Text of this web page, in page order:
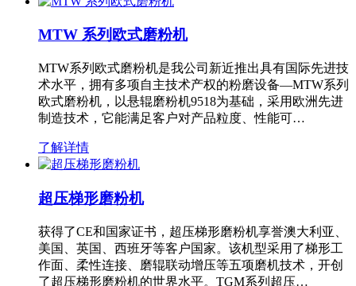
MTW 系列欧式磨粉机
MTW系列欧式磨粉机是我公司新近推出具有国际先进技
术水平，拥有多项自主技术产权的粉磨设备—MTW系列
欧式磨粉机，以悬辊磨粉机9518为基础，采用欧洲先进
制造技术，它能满足客户对产品粒度、性能可…
了解详情
超压梯形磨粉机
获得了CE和国家证书，超压梯形磨粉机享誉澳大利亚、
美国、英国、西班牙等客户国家。该机型采用了梯形工
作面、柔性连接、磨辊联动增压等五项磨机技术，开创
了超压梯形磨粉机的世界水平。TGM系列超压…